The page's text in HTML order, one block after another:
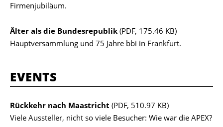
Firmenjubiläum.
Älter als die Bundesrepublik (PDF, 175.46 KB)
Hauptversammlung und 75 Jahre bbi in Frankfurt.
EVENTS
Rückkehr nach Maastricht (PDF, 510.97 KB)
Viele Aussteller, nicht so viele Besucher: Wie war die APEX?